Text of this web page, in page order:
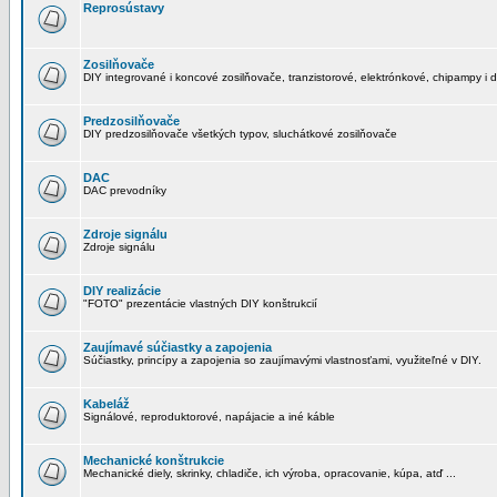
Reprosústavy
Zosilňovače
DIY integrované i koncové zosilňovače, tranzistorové, elektrónkové, chipampy i
Predzosilňovače
DIY predzosilňovače všetkých typov, sluchátkové zosilňovače
DAC
DAC prevodníky
Zdroje signálu
Zdroje signálu
DIY realizácie
"FOTO" prezentácie vlastných DIY konštrukcií
Zaujímavé súčiastky a zapojenia
Súčiastky, princípy a zapojenia so zaujímavými vlastnosťami, využiteľné v DIY.
Kabeláž
Signálové, reproduktorové, napájacie a iné káble
Mechanické konštrukcie
Mechanické diely, skrinky, chladiče, ich výroba, opracovanie, kúpa, atď ...